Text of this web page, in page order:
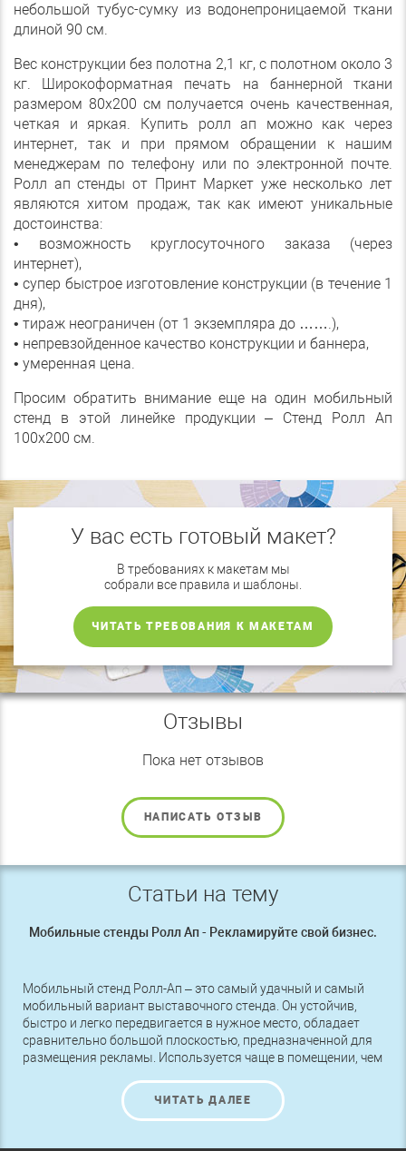
небольшой тубус-сумку из водонепроницаемой ткани
длиной 90 см.
Вес конструкции без полотна 2,1 кг, с полотном около 3
кг. Широкоформатная печать на баннерной ткани
размером 80х200 см получается очень качественная,
четкая и яркая. Купить ролл ап можно как через
интернет, так и при прямом обращении к нашим
менеджерам по телефону или по электронной почте.
Ролл ап стенды от Принт Маркет уже несколько лет
являются хитом продаж, так как имеют уникальные
достоинства:
• возможность круглосуточного заказа (через
интернет),
• супер быстрое изготовление конструкции (в течение 1
дня),
• тираж неограничен (от 1 экземпляра до …….),
• непревзойденное качество конструкции и баннера,
• умеренная цена.
Просим обратить внимание еще на один мобильный
стенд в этой линейке продукции – Стенд Ролл Ап
100х200 см.
У вас есть готовый макет?
В требованиях к макетам мы
собрали все правила и шаблоны.
ЧИТАТЬ ТРЕБОВАНИЯ К МАКЕТАМ
Отзывы
Пока нет отзывов
НАПИСАТЬ ОТЗЫВ
Статьи на тему
Мобильные стенды Ролл Ап - Рекламируйте свой бизнес.
Мобильный стенд Ролл-Ап – это самый удачный и самый
мобильный вариант выставочного стенда. Он устойчив,
быстро и легко передвигается в нужное место, обладает
сравнительно большой плоскостью, предназначенной для
размещения рекламы. Используется чаще в помещении, чем
исполнять функции уличной рекламы возле входа в
магазин или театр, университет или спортивный зал.
ЧИТАТЬ ДАЛЕЕ